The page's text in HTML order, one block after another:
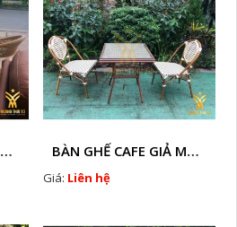
BÀN GHẾ CAFE GIẢ MÂY HTT - L128A BÀN GHẾ CAFE GIẢ MÂY HTT - LS132
Giá: Liên hệ